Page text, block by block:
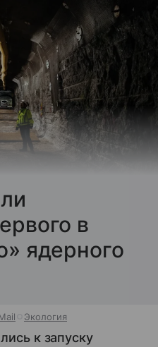
в
ядерного
Экология
к запуску